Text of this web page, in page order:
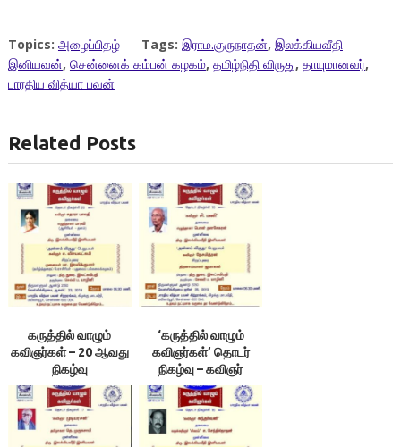
Topics: அழைப்பிதழ் Tags: இராம.குருநாதன், இலக்கியவீதி
இனியவன், சென்னைக் கம்பன் கழகம், தமிழ்நிதி விருது, தாயுமானவர்,
பாரதிய வித்யா பவன்
Related Posts
கருத்தில் வாழும்
கவிஞர்கள் – 20 ஆவது
நிகழ்வு
‘கருத்தில் வாழும்
கவிஞர்கள்’ தொடர்
நிகழ்வு – கவிஞர்
சி.மணி